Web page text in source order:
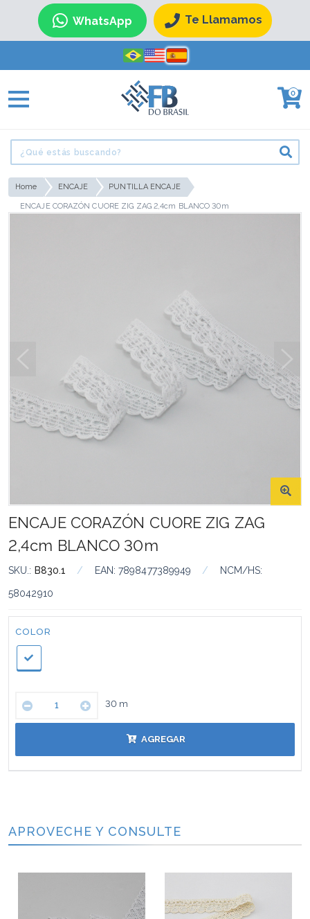
WhatsApp Te Llamamos
0
Home ENCAJE PUNTILLA ENCAJE
ENCAJE CORAZÓN CUORE ZIG ZAG 2,4cm BLANCO 30m
ENCAJE CORAZÓN CUORE ZIG ZAG
2,4cm BLANCO 30m
SKU.: B830.1 / EAN: 7898477389949 / NCM/HS:
58042910
Color:
COLOR
30 m
AGREGAR
APROVECHE Y CONSULTE